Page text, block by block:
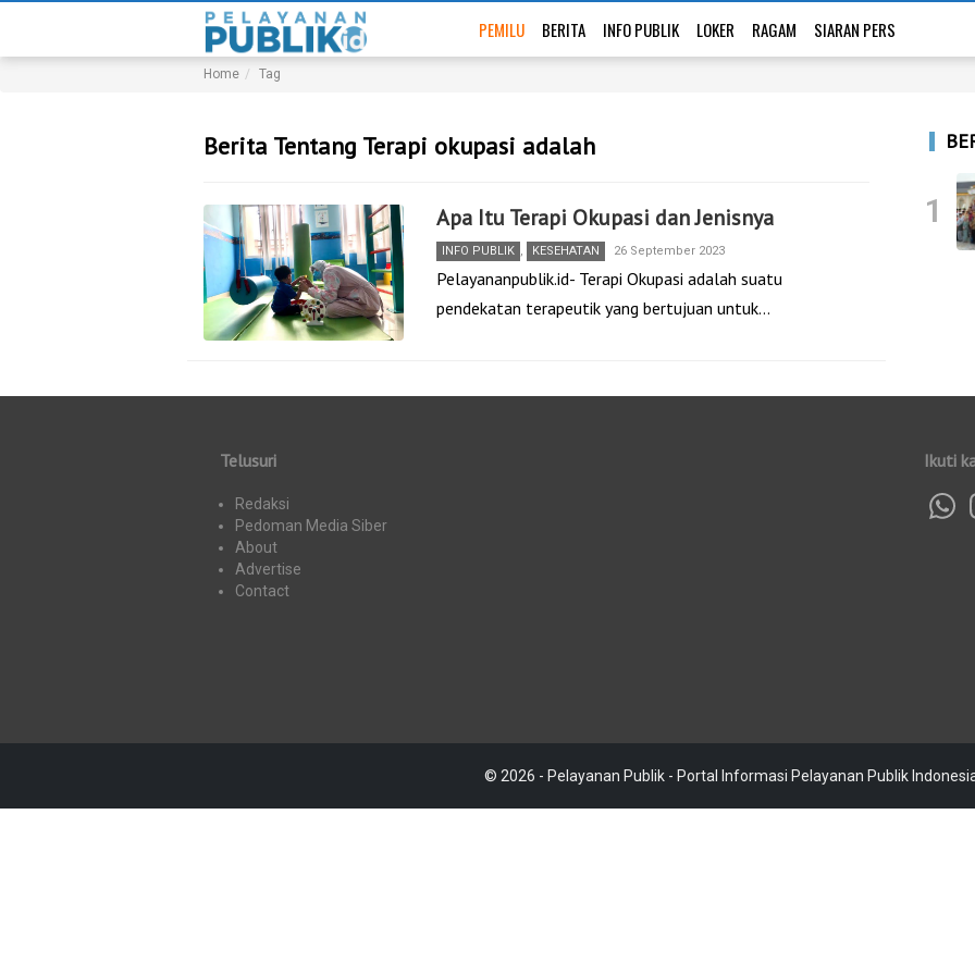
PEMILU BERITA INFO PUBLIK LOKER RAGAM SIARAN PERS
Home Tag
Berita Tentang Terapi okupasi adalah
Apa Itu Terapi Okupasi dan Jenisnya
INFO PUBLIK , KESEHATAN 26 September 2023
Pelayananpublik.id- Terapi Okupasi adalah suatu
pendekatan terapeutik yang bertujuan untuk…
1
Telusuri
Redaksi
Pedoman Media Siber
About
Advertise
Contact
Ikuti
© 2026 - Pelayanan Publik - Portal Informasi Pelayanan Publik